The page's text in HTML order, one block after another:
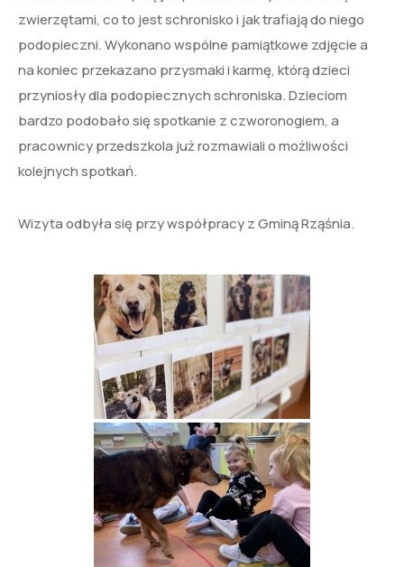
zwierzętami, co to jest schronisko i jak trafiają do niego
podopieczni. Wykonano wspólne pamiątkowe zdjęcie a
na koniec przekazano przysmaki i karmę, którą dzieci
przyniosły dla podopiecznych schroniska. Dzieciom
bardzo podobało się spotkanie z czworonogiem, a
pracownicy przedszkola już rozmawiali o możliwości
kolejnych spotkań.
Wizyta odbyła się przy współpracy z Gminą Rząśnia.